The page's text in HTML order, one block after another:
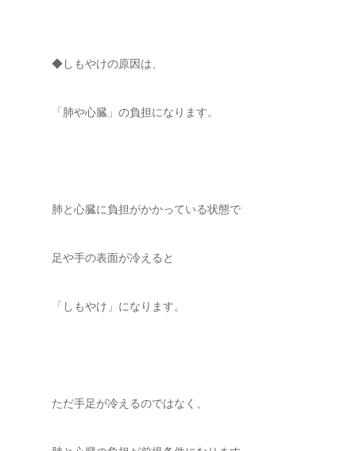
◆しもやけの原因は、
「肺や心臓」の負担になります。
肺と心臓に負担がかかっている状態で
足や手の表面が冷えると
「しもやけ」になります。
ただ手足が冷えるのではなく、